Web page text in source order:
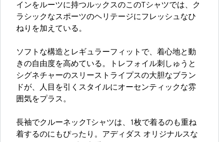
インをルーツに持つルックスのこのTシャツでは、ク
ラシックなスポーツのヘリテージにフレッシュなひ
ねりを加えている。
ソフトな構造とレギュラーフィットで、着心地と動
きの自由度を高めている。トレフォイル刺しゅうと
シグネチャーのスリーストライプスの大胆なブラン
ドが、人目を引くスタイルにオーセンティックな雰
囲気をプラス。
長袖でクルーネックTシャツは、1枚で着るのも重ね
着するのにもぴったり。アディダス オリジナルスな